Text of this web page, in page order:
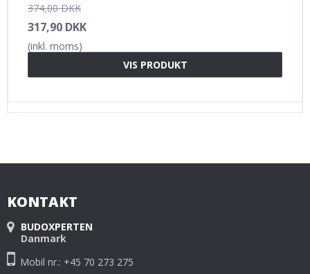
374,00 DKK
317,90 DKK
(inkl. moms)
VIS PRODUKT
KONTAKT
BUDOXPERTEN
Danmark
Mobil nr.: +45 70 273 275